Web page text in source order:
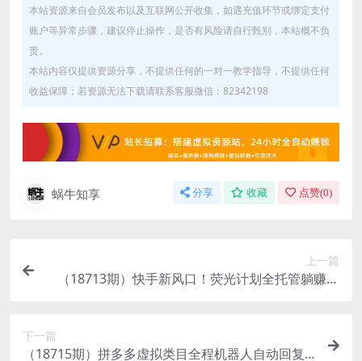
本站资源来自会员发布以及互联网公开收集，如遇充值环节或绑定支付
账户等异常步骤，建议停止操作，是否有风险请自行甄别，本站概不负
责。
本站内容仅提供资源分享，不提供任何的一对一教学指导，不提供任何
收益保障；若资源无法下载请联系客服微信：82342198
蜗牛知享 分享 收藏 点赞(0)
上一篇
（18713期）快手新风口！荧光计划全托管躺赚，
下一篇
（18715期）拼多多虚拟类目全程机器人自动回复